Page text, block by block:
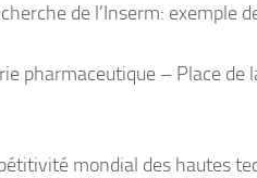
de l’Inserm: exemple
pharmaceutique – Place de
mondial des hautes